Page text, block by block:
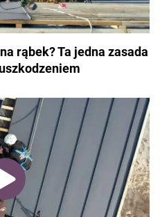
rąbek? Ta jedna zasada